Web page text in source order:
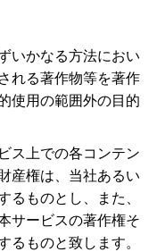
いかなる方法におい
れる著作物等を著作
使用の範囲外の目的
ス上での各コンテン
産権は、当社あるい
るものとし、また、
サービスの著作権そ
るものと致します。